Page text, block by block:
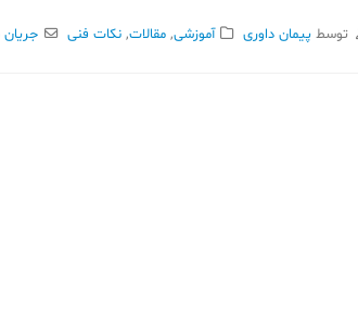
توسط پیمان داوری آموزشی,مقالات,نکات فنی